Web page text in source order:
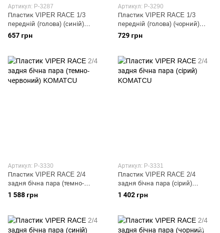
Артикул: P-3287
Пластик VIPER RACE 1/3
передній (голова) (синій)
KOMATCU
657 грн
Артикул: P-3290
Пластик VIPER RACE 1/3
передній (голова) (чорний)
KOMATCU
729 грн
Артикул: P-3330
Пластик VIPER RACE 2/4
задня бічна пара (темно-
червоний) KOMATCU
1 588 грн
Артикул: P-3331
Пластик VIPER RACE 2/4
задня бічна пара (сірий)
KOMATCU
1 402 грн